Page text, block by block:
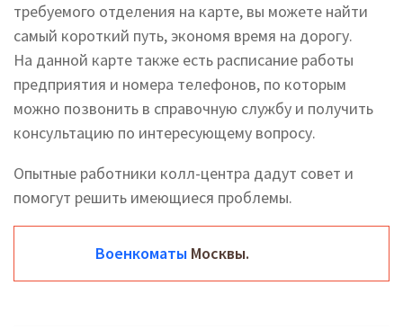
требуемого отделения на карте, вы можете найти
самый короткий путь, экономя время на дорогу.
На данной карте также есть расписание работы
предприятия и номера телефонов, по которым
можно позвонить в справочную службу и получить
консультацию по интересующему вопросу.
Опытные работники колл-центра дадут совет и
помогут решить имеющиеся проблемы.
Военкоматы Москвы.